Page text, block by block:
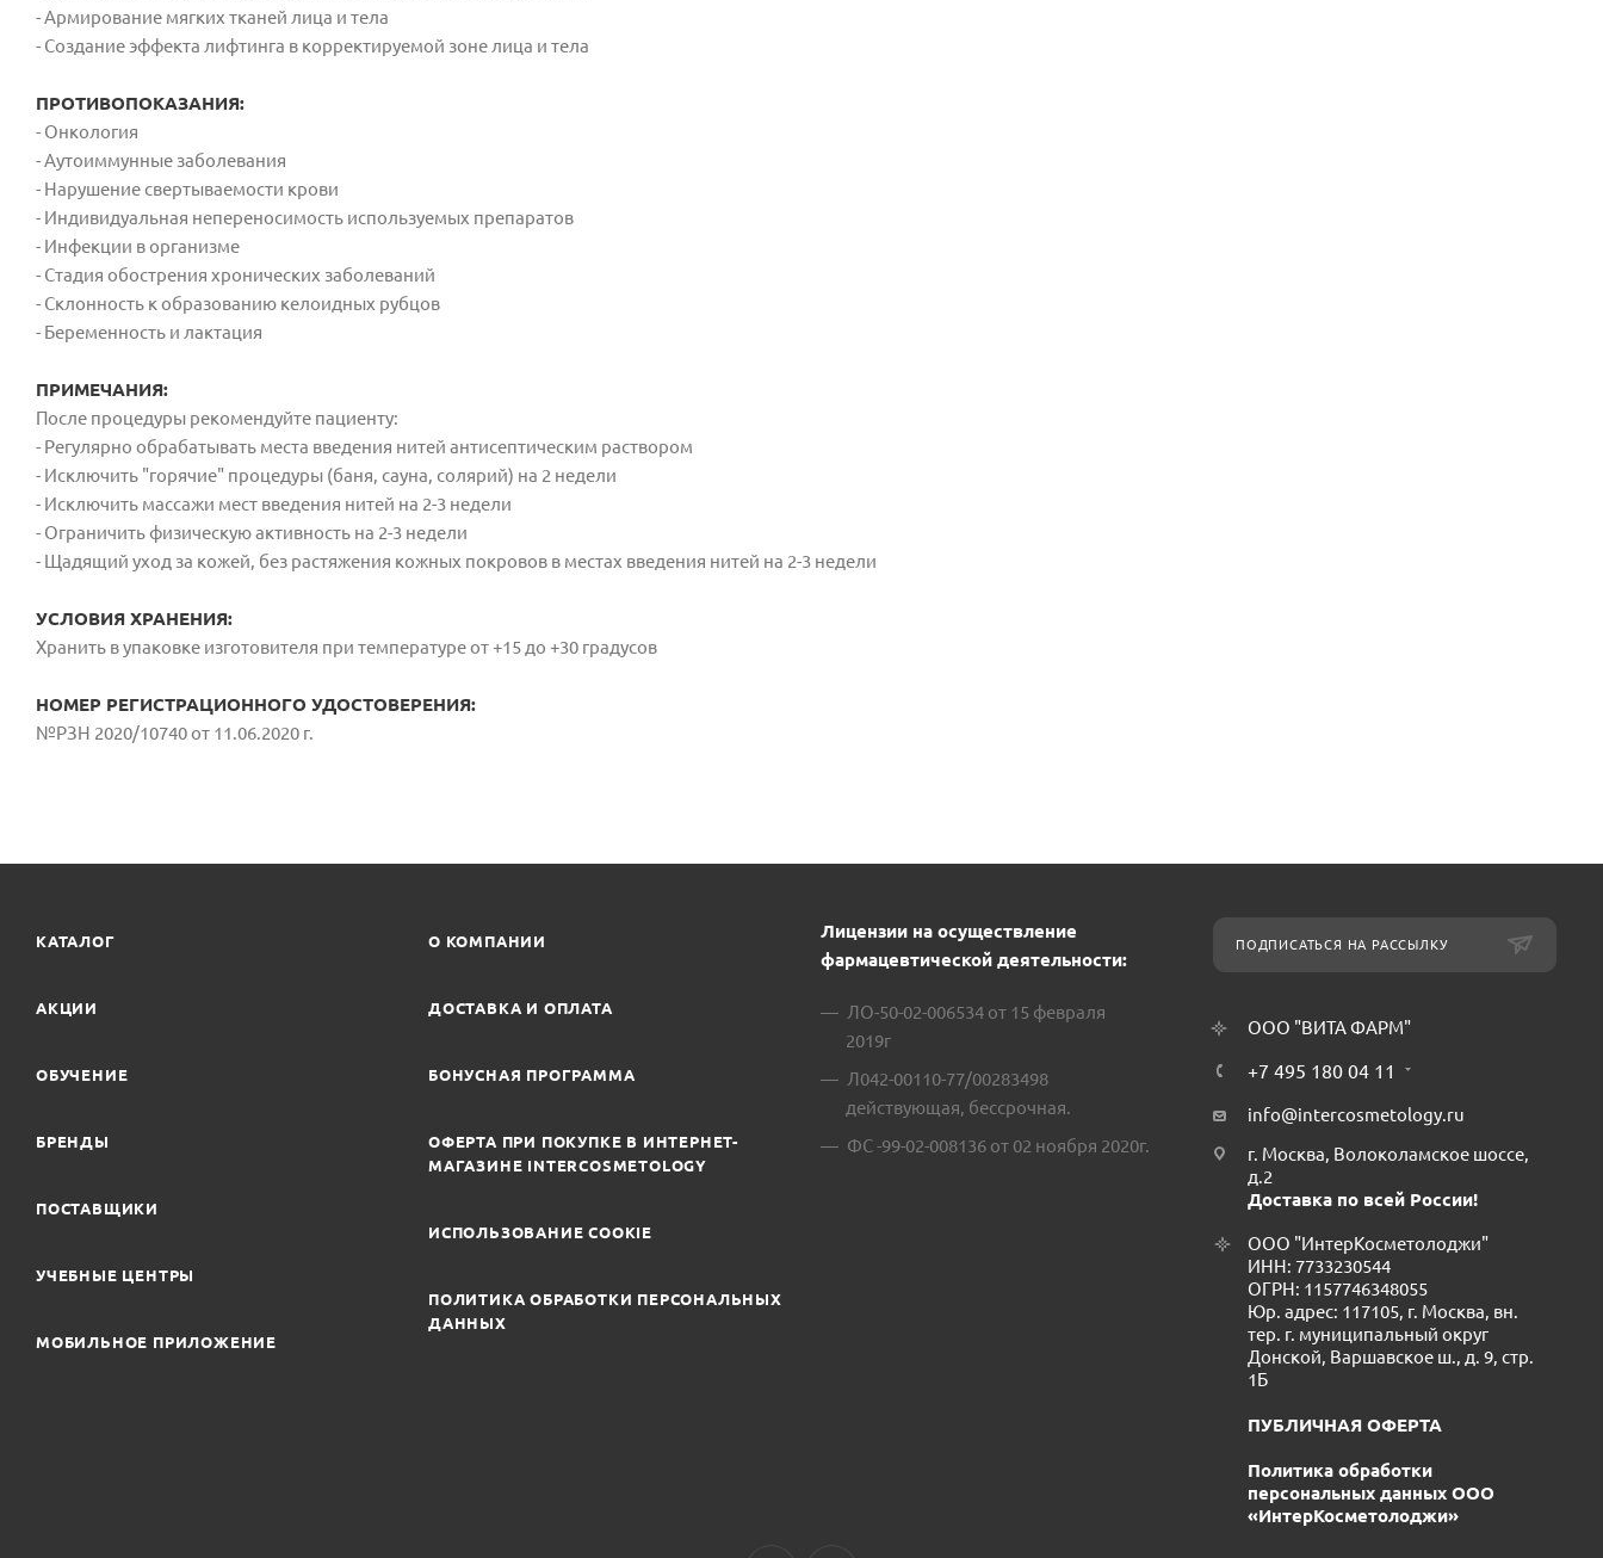
- Армирование мягких тканей лица и тела
- Создание эффекта лифтинга в корректируемой зоне лица и тела
ПРОТИВОПОКАЗАНИЯ:
- Онкология
- Аутоиммунные заболевания
- Нарушение свертываемости крови
- Индивидуальная непереносимость используемых препаратов
- Инфекции в организме
- Стадия обострения хронических заболеваний
- Склонность к образованию келоидных рубцов
- Беременность и лактация
ПРИМЕЧАНИЯ:
После процедуры рекомендуйте пациенту:
- Регулярно обрабатывать места введения нитей антисептическим раствором
- Исключить "горячие" процедуры (баня, сауна, солярий) на 2 недели
- Исключить массажи мест введения нитей на 2-3 недели
- Ограничить физическую активность на 2-3 недели
- Щадящий уход за кожей, без растяжения кожных покровов в местах введения нитей на 2-3 недели
УСЛОВИЯ ХРАНЕНИЯ:
Хранить в упаковке изготовителя при температуре от +15 до +30 градусов
НОМЕР РЕГИСТРАЦИОННОГО УДОСТОВЕРЕНИЯ:
№РЗН 2020/10740 от 11.06.2020 г.
КАТАЛОГ
АКЦИИ
ОБУЧЕНИЕ
БРЕНДЫ
ПОСТАВЩИКИ
УЧЕБНЫЕ ЦЕНТРЫ
МОБИЛЬНОЕ ПРИЛОЖЕНИЕ
О КОМПАНИИ
ДОСТАВКА И ОПЛАТА
БОНУСНАЯ ПРОГРАММА
ОФЕРТА ПРИ ПОКУПКЕ В ИНТЕРНЕТ-
МАГАЗИНЕ INTERCOSMETOLOGY
ИСПОЛЬЗОВАНИЕ COOKIE
ПОЛИТИКА ОБРАБОТКИ ПЕРСОНАЛЬНЫХ
ДАННЫХ
Лицензии на осуществление
фармацевтической деятельности:
ЛО-50-02-006534 от 15 февраля
2019г
Л042-00110-77/00283498
действующая, бессрочная.
ФС -99-02-008136 от 02 ноября 2020г.
ПОДПИСАТЬСЯ НА РАССЫЛКУ
ООО "ВИТА ФАРМ"
+7 495 180 04 11
info@intercosmetology.ru
г. Москва, Волоколамское шоссе,
д.2
Доставка по всей России!
ООО "ИнтерКосметолоджи"
ИНН: 7733230544
ОГРН: 1157746348055
Юр. адрес: 117105, г. Москва, вн.
тер. г. муниципальный округ
Донской, Варшавское ш., д. 9, стр.
1Б
ПУБЛИЧНАЯ ОФЕРТА
Политика обработки
персональных данных ООО
«ИнтерКосметолоджи»